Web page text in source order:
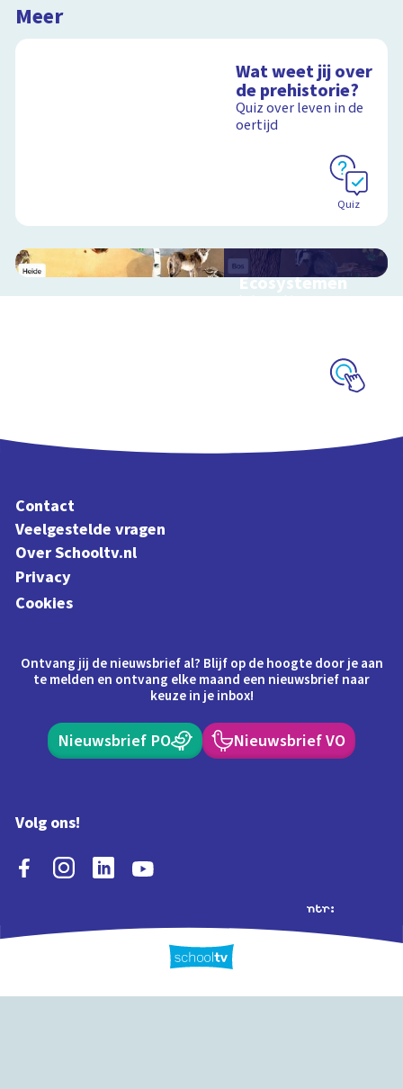
Meer
Wat weet jij over
de prehistorie?
Quiz over leven in de
oertijd
Quiz
Ecosystemen
Interactieve
Contact
Veelgestelde vragen
Over Schooltv.nl
Privacy
Cookies
Ontvang jij de nieuwsbrief al? Blijf op de hoogte door je aan
te melden en ontvang elke maand een nieuwsbrief naar
keuze in je inbox!
Nieuwsbrief PO Nieuwsbrief VO
Volg ons!